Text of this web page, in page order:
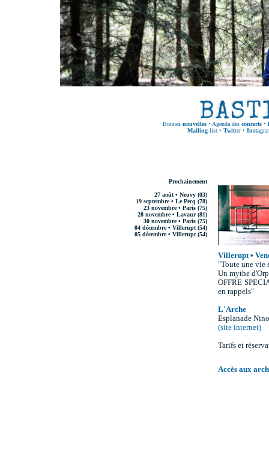
Bonnes nouvelles • Agenda des concerts •
Mailing-list• Twitter• Insta
Prochainement
27 août • Neuvy (03)
19 septembre • Le Pecq (78)
23 novembre • Paris (75)
28 novembre • Lavaur (81)
30 novembre • Paris (75)
04 décembre • Villerupt (54)
05 décembre • Villerupt (54)
Villerupt •
"Toute une vie
Un mythe
OFFRE
en rappels"
L'Arche
Esplanade
(site internet)
Tarifs et
Accès aux